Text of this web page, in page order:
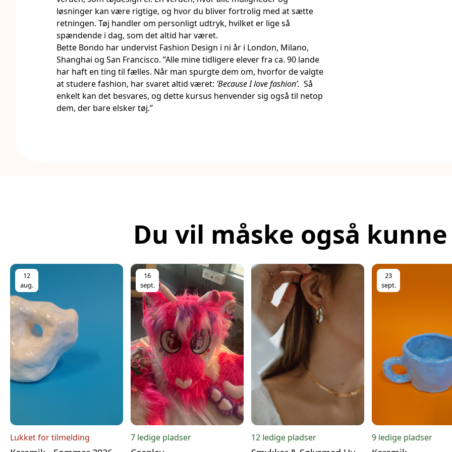
løsninger kan være rigtige, og hvor du bliver fortrolig med at sætte
retningen. Tøj handler om personligt udtryk, hvilket er lige så
spændende i dag, som det altid har været.
Bette Bondo har undervist Fashion Design i ni år i London, Milano,
Shanghai og San Francisco. ”Alle mine tidligere elever fra ca. 90 lande
har haft en ting til fælles. Når man spurgte dem om, hvorfor de valgte
at studere fashion, har svaret altid været: ’Because I love fashion’. Så
enkelt kan det besvares, og dette kursus henvender sig også til netop
dem, der bare elsker tøj.”
Baunebjergvej 401,
Du vil måske også
12
aug.
Lukket for tilmelding
16
sept.
7 ledige pladser 12 ledige pladser
23
sept.
9 ledige pladser